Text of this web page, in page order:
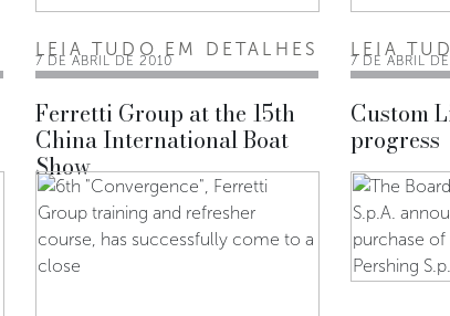
7 DE ABRIL DE 2010
Ferretti Group at the 15th
China International Boat
Show
LEIA TUDO EM DETALHES
7 DE ABRIL
Custom
progress
LEIA